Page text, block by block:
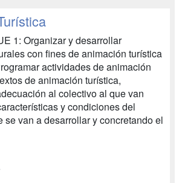
1: Organizar y desarrollar
con fines de animación turística
actividades de animación
de animación turística,
al colectivo al que van
y condiciones del
se van a desarrollar y concretando el